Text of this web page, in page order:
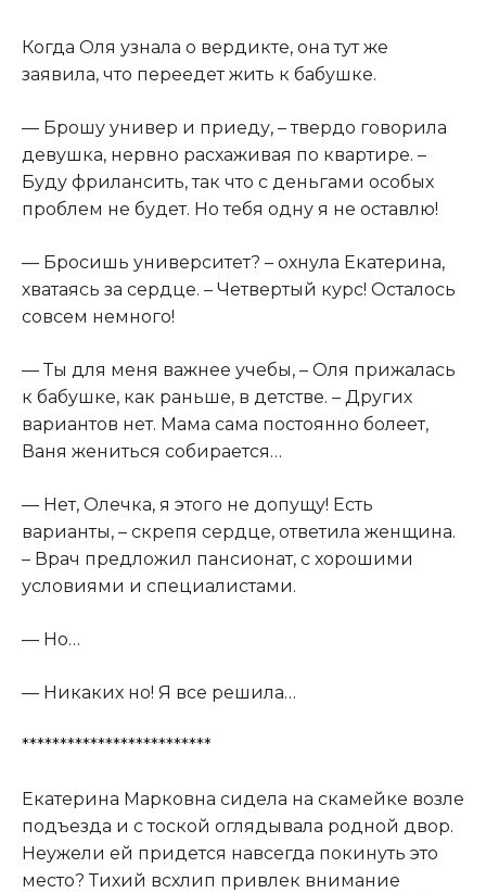
Когда Оля узнала о вердикте, она тут же
заявила, что переедет жить к бабушке.
— Брошу универ и приеду, – твердо говорила
девушка, нервно расхаживая по квартире. –
Буду фрилансить, так что с деньгами особых
проблем не будет. Но тебя одну я не оставлю!
— Бросишь университет? – охнула Екатерина,
хватаясь за сердце. – Четвертый курс! Осталось
совсем немного!
— Ты для меня важнее учебы, – Оля прижалась
к бабушке, как раньше, в детстве. – Других
вариантов нет. Мама сама постоянно болеет,
Ваня жениться собирается…
— Нет, Олечка, я этого не допущу! Есть
варианты, – скрепя сердце, ответила женщина.
– Врач предложил пансионат, с хорошими
условиями и специалистами.
— Но…
— Никаких но! Я все решила…
*************************
Екатерина Марковна сидела на скамейке возле
подъезда и с тоской оглядывала родной двор.
Неужели ей придется навсегда покинуть это
место? Тихий всхлип привлек внимание